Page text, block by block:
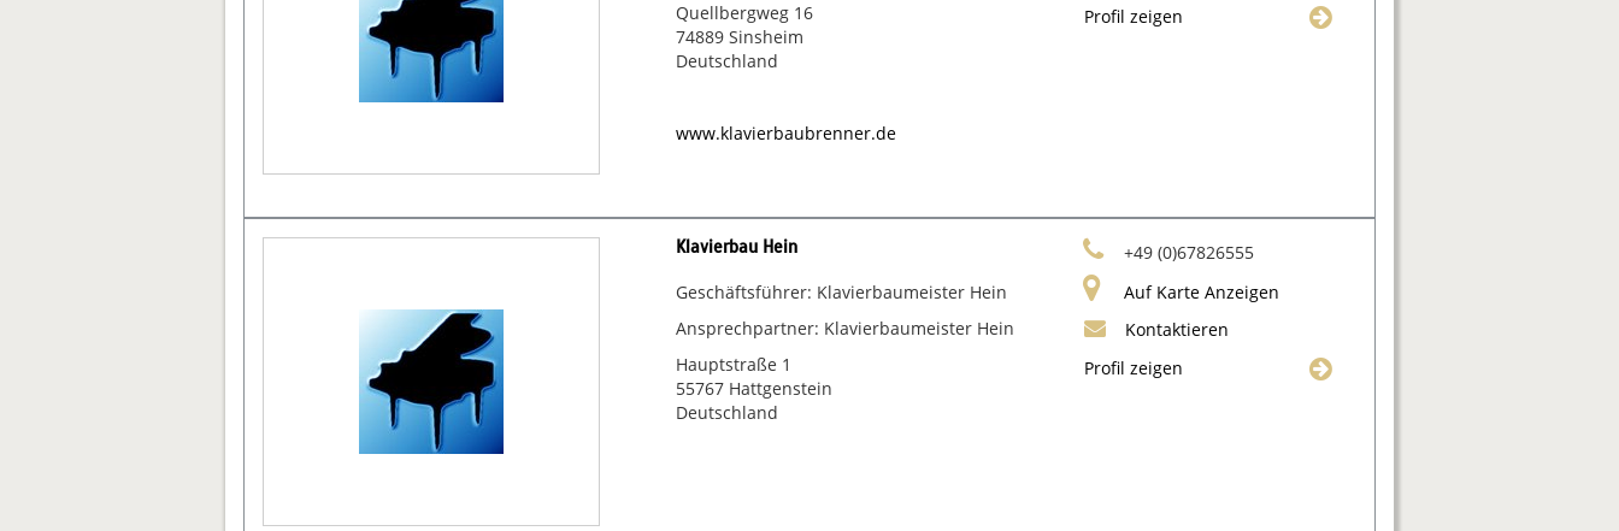
Quellbergweg 16
74889 Sinsheim
Deutschland
www.klavierbaubrenner.de
Profil zeigen
Klavierbau Hein
Geschäftsführer: Klavierbaumeister Hein
Ansprechpartner: Klavierbaumeister Hein
Hauptstraße 1
55767 Hattgenstein
Deutschland
+49 (0)67826555
Auf Karte Anzeigen
Kontaktieren
Profil zeigen